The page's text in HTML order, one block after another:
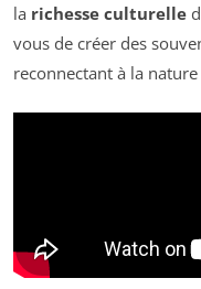
la richesse culturelle
vous de créer des
reconnectant à la